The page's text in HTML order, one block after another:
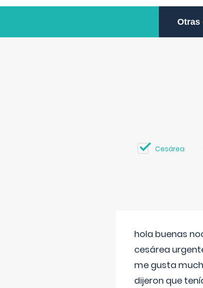
Otras
Cesárea
hola buenas
cesárea
me gusta
dijeron que